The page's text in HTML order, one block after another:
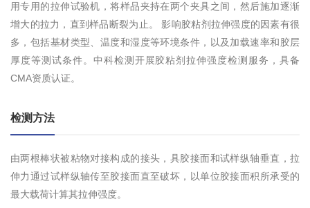
用专用的拉伸试验机，将样品夹持在两个夹具之间，然后施加逐渐
增大的拉力，直到样品断裂为止。 影响胶粘剂拉伸强度的因素有很
多，包括基材类型、温度和湿度等环境条件，以及加载速率和胶层
厚度等测试条件。中科检测开展胶粘剂拉伸强度检测服务，具备
CMA资质认证。
检测方法
由两根棒状被粘物对接构成的接头，具胶接面和试样纵轴垂直，拉
伸力通过试样纵轴传至胶接面直至破坏，以单位胶接面积所承受的
最大载荷计算其拉伸强度。